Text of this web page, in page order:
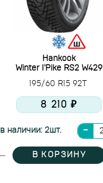
Hankook
Winter I'Pike RS2 W429
195/60 R15 92T
8 210 ₽
в наличии: 2шт.
В КОРЗИНУ